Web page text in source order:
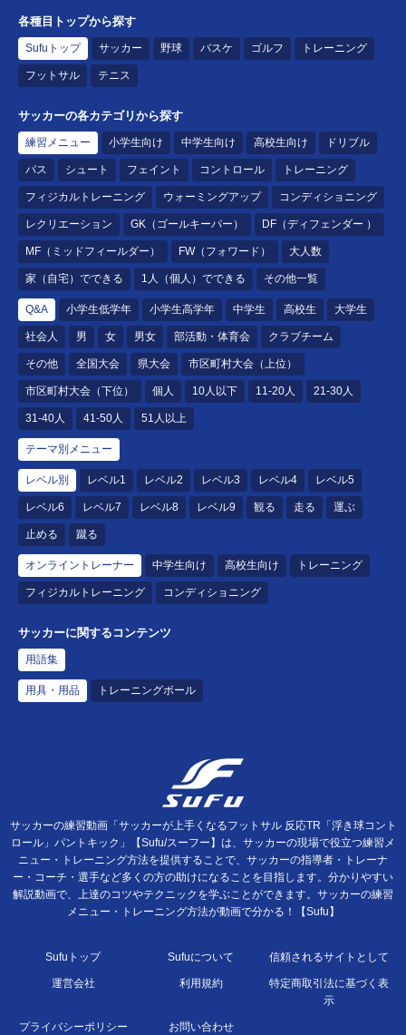
各種目トップから探す
Sufuトップ サッカー 野球 バスケ ゴルフ トレーニング
フットサル テニス
サッカーの各カテゴリから探す
練習メニュー 小学生向け 中学生向け 高校生向け ドリブル
パス シュート フェイント コントロール トレーニング
フィジカルトレーニング ウォーミングアップ コンディショニング
レクリエーション GK（ゴールキーパー） DF（ディフェンダー ）
MF（ミッドフィールダー） FW（フォワード） 大人数
家（自宅）でできる 1人（個人）でできる その他一覧
Q&A 小学生低学年 小学生高学年 中学生 高校生 大学生
社会人 男 女 男女 部活動・体育会 クラブチーム
その他 全国大会 県大会 市区町村大会（上位）
市区町村大会（下位） 個人 10人以下 11-20人 21-30人
31-40人 41-50人 51人以上
テーマ別メニュー
レベル別 レベル1 レベル2 レベル3 レベル4 レベル5
レベル6 レベル7 レベル8 レベル9 観る 走る 運ぶ
止める 蹴る
オンライントレーナー 中学生向け 高校生向け トレーニング
フィジカルトレーニング コンディショニング
サッカーに関するコンテンツ
用語集
用具・用品 トレーニングボール
サッカーの練習動画「サッカーが上手くなるフットサル 反応TR「浮き球コント
ロール」パントキック」【Sufu/スーフー】は、サッカーの現場で役立つ練習メ
ニュー・トレーニング方法を提供することで、サッカーの指導者・トレーナ
ー・コーチ・選手など多くの方の助けになることを目指します。分かりやすい
解説動画で、上達のコツやテクニックを学ぶことができます。サッカーの練習
メニュー・トレーニング方法が動画で分かる！【Sufu】
Sufuトップ Sufuについて 信頼されるサイトとして
運営会社 利用規約
特定商取引法に基づく表
示
プライバシーポリシー お問い合わせ